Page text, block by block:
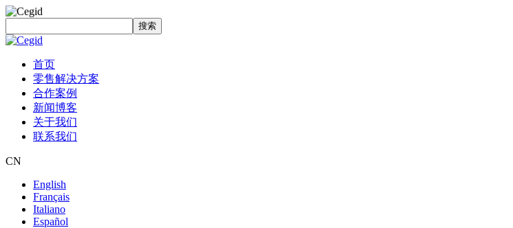
搜索
首页
零售解决方案
合作案例
新闻博客
关于我们
联系我们
CN
English
Français
Italiano
Español